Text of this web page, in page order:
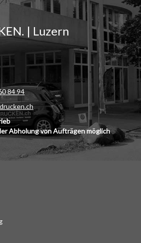
| Luzern
84 94
Abholung von Aufträgen möglich